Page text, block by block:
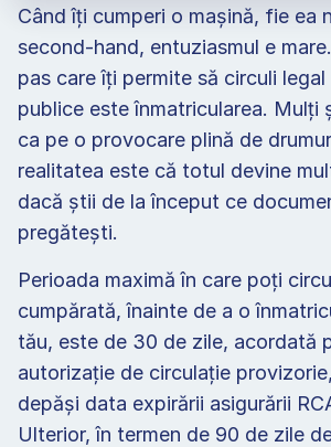
Când îți cumperi o mașină, fie ea
second-hand, entuziasmul e
pas care îți permite să circuli
publice este înmatricularea. Mulți
ca pe o provocare plină de
realitatea este că totul devine
dacă știi de la început ce
pregătești.
Perioada maximă în care poți
cumpărată, înainte de a o
tău, este de 30 de zile, acordată
autorizație de circulație
depăși data expirării asigurării
Ulterior, în termen de 90 de zile